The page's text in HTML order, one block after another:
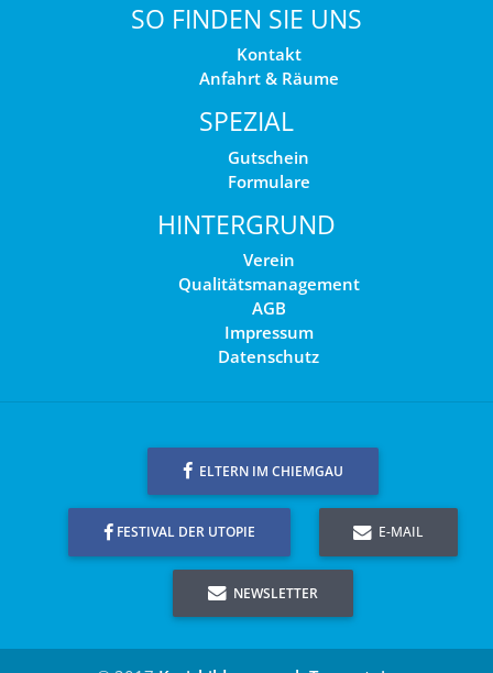
SO FINDEN SIE UNS
Kontakt
Anfahrt & Räume
SPEZIAL
Gutschein
Formulare
HINTERGRUND
Verein
Qualitätsmanagement
AGB
Impressum
Datenschutz
ELTERN IM CHIEMGAU
FESTIVAL DER UTOPIE E-MAIL
NEWSLETTER